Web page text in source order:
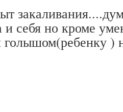
и себя но кроме
)